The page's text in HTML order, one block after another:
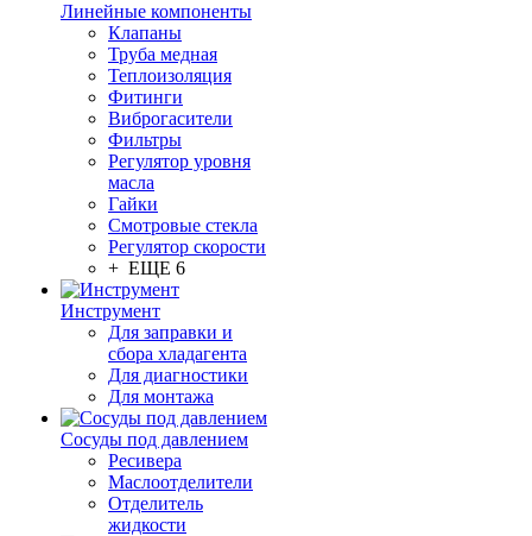
Линейные компоненты
Клапаны
Труба медная
Теплоизоляция
Фитинги
Виброгасители
Фильтры
Регулятор уровня
масла
Гайки
Смотровые стекла
Регулятор скорости
+ ЕЩЕ 6
Инструмент
Для заправки и
сбора хладагента
Для диагностики
Для монтажа
Сосуды под давлением
Ресивера
Маслоотделители
Отделитель
жидкости